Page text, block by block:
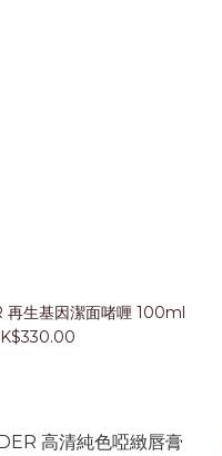
ESTĒE LAUDER 再生基因潔面啫喱 100ml